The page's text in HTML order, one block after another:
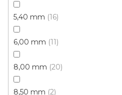
5,40 mm 16
6,00 mm 11
8,00 mm 20
8,50 mm 2
od
1 m
Novinka